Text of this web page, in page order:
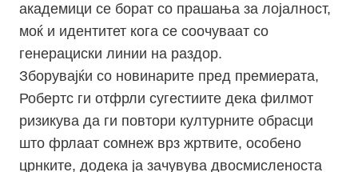
академици се борат со прашања за лојалност,
моќ и идентитет кога се соочуваат со
генерациски линии на раздор.
Зборувајќи со новинарите пред премиерата,
Робертс ги отфрли сугестиите дека филмот
ризикува да ги повтори културните обрасци
што фрлаат сомнеж врз жртвите, особено
црнките, додека ја зачувува двосмисленоста